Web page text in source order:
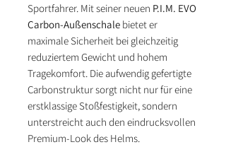
Sportfahrer. Mit seiner neuen P.I.M. EVO
Carbon-Außenschale bietet er
maximale Sicherheit bei gleichzeitig
reduziertem Gewicht und hohem
Tragekomfort. Die aufwendig gefertigte
Carbonstruktur sorgt nicht nur für eine
erstklassige Stoßfestigkeit, sondern
unterstreicht auch den eindrucksvollen
Premium-Look des Helms.